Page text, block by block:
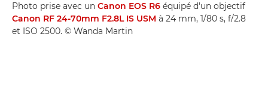
Photo prise avec un Canon EOS R6 équipé d'un objectif
Canon RF 24-70mm F2.8L IS USM à 24 mm, 1/80 s, f/2.8
et ISO 2500. © Wanda Martin